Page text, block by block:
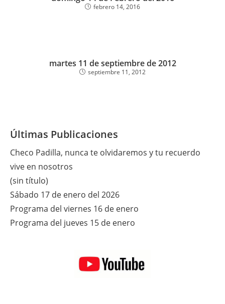
febrero 14, 2016
martes 11 de septiembre de 2012
septiembre 11, 2012
Últimas Publicaciones
Checo Padilla, nunca te olvidaremos y tu recuerdo
vive en nosotros
(sin título)
Sábado 17 de enero del 2026
Programa del viernes 16 de enero
Programa del jueves 15 de enero